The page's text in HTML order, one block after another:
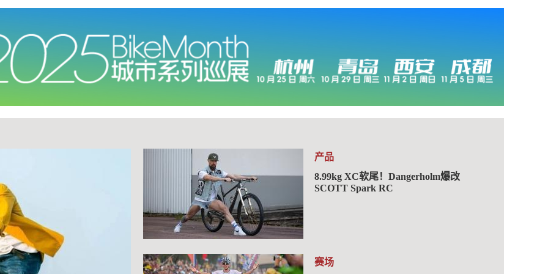
产品
8.99kg XC软尾！Dangerholm爆改
SCOTT Spark RC
赛场